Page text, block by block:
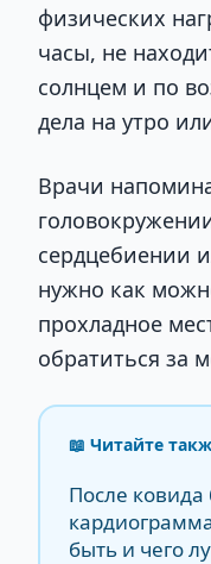
физических
часы, не
солнцем и по
дела на утро
Врачи
сердцебиении
нужно как
прохладное
обратиться за
📖 Читайте
После ковида
быть и чего